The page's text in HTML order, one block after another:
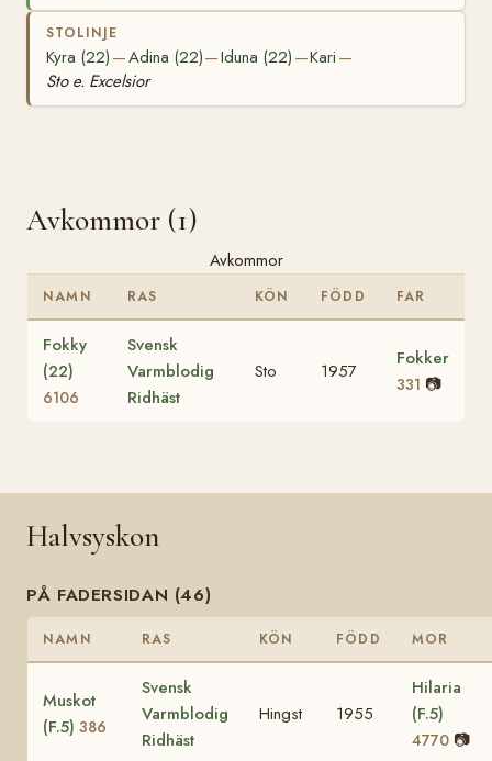
STOLINJE
Kyra (22) —Adina (22)—Iduna (22) —Kari —
Sto e. Excelsior
Avkommor (1)
Avkommor
NAMN RAS KÖN FÖDD FAR
Fokky
(22)
6106
Svensk
Varmblodig
Ridhäst
Sto 1957
Fokker
331 📷
Halvsyskon
PÅ FADERSIDAN (46)
NAMN RAS KÖN FÖDD MOR
Muskot
(F.5) 386
Svensk
Varmblodig
Ridhäst
Hingst 1955
Hilaria
(F.5)
4770 📷